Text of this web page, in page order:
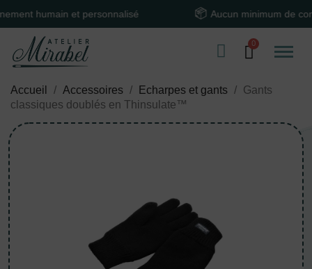
humain et personnalisé Aucun minimum de
Accueil Accessoires Echarpes et gants
Gants
classiques doublés en Thinsulate™